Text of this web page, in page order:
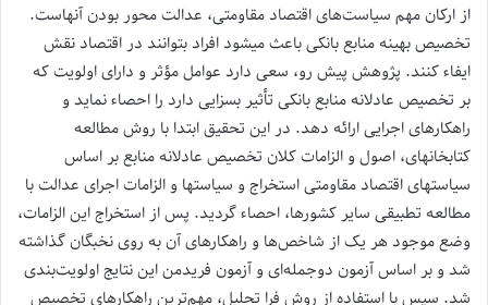
از ارکان مهم سیاست‌های اقتصاد مقاومتی، عدالت محور بودن آنهاست.
تخصیص بهینه منابع بانکی باعث می‏شود افراد بتوانند در اقتصاد نقش
ایفاء کنند. پژوهش پیش رو، سعی دارد عوامل مؤثر و دارای اولویت که
بر تخصیص عادلانه منابع بانکی تأثیر بسزایی دارد را احصاء نماید و
راهکارهای اجرایی ارائه دهد. در این تحقیق ابتدا با روش مطالعه
کتابخانه‏ای، اصول و الزامات کلان تخصیص عادلانه منابع بر اساس
سیاست‏های اقتصاد مقاومتی استخراج و سیاست‏ها و الزامات اجرای عدالت با
مطالعه تطبیقی سایر کشورها، احصاء گردید. پس از استخراج این الزامات،
وضع موجود هر یک از شاخص‌ها و راهکارهای آن به روی نخبگان گذاشته
شد و بر اساس آزمون دوجمله‌ای و آزمون فریدمن این نتایج اولویت‌بندی
شد. سپس با استفاده از روش فرا تحلیل، مهم‌ترین راهکارهای تخصیص